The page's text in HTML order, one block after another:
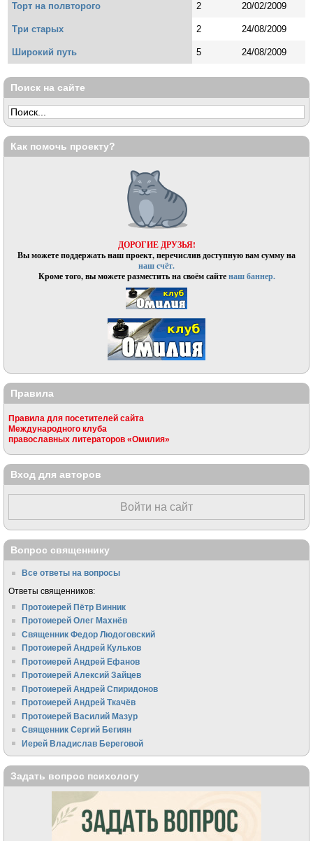
Торт на полвторого 2 20/02/2009
Три старых 2 24/08/2009
Широкий путь 5 24/08/2009
Поиск на сайте
Как помочь проекту?
ДОРОГИЕ ДРУЗЬЯ!
Вы можете поддержать наш проект, перечислив доступную вам сумму на
наш счёт.
Кроме того, вы можете разместить на своём сайтенаш баннер.
Правила
Правила для посетителей сайта
Международного клуба
православных литераторов «Омилия»
Вход для авторов
Войти на сайт
Вопрос священнику
Все ответы на вопросы
Ответы священников:
Протоиерей Пётр Винник
Протоиерей Олег Махнёв
Священник Федор Людоговский
Протоиерей Андрей Кульков
Протоиерей Андрей Ефанов
Протоиерей Алексий Зайцев
Протоиерей Андрей Спиридонов
Протоиерей Андрей Ткачёв
Протоиерей Василий Мазур
Священник Сергий Бегиян
Иерей Владислав Береговой
Задать вопрос психологу